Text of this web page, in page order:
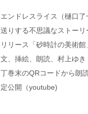
エンドレスライス（樋口
送りする不思議なストー
リリース「砂時計の美
文、挿絵、朗読、村上
丁巻末のQRコードから朗
定公開（youtube)